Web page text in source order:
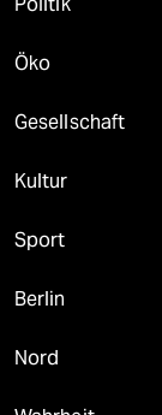
Öko
Gesellschaft
Kultur
Sport
Berlin
Nord